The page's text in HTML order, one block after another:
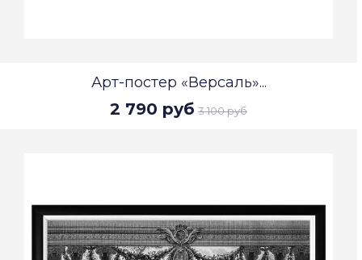
Арт-постер «Версаль»...
2 790 руб 3 100 руб